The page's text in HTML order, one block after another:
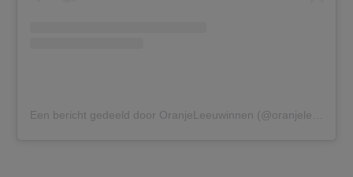
Een bericht gedeeld door OranjeLeeuwinnen (@oranjeleeuwinnen)